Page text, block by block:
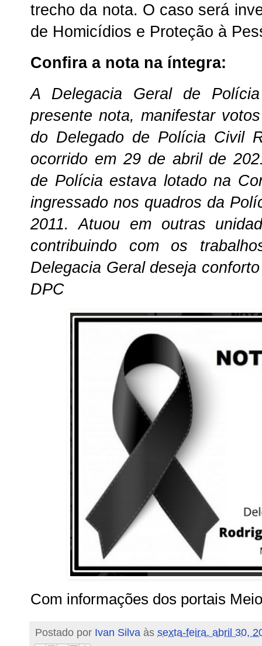
trecho da nota. O caso será
de Homicídios e Proteção à
Confira a nota na íntegra:
A Delegacia Geral de
presente nota, manifestar
do Delegado de Polícia Civil
ocorrido em 29 de abril de
de Polícia estava lotado na
ingressado nos quadros da
2011. Atuou em outras
contribuindo com os
Delegacia Geral deseja
DPC
Com informações dos portais
Postado por Ivan Silva às sexta-feira, abril 30,